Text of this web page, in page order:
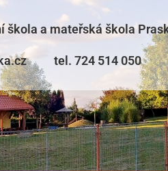
škola a mateřská škola
tel. 724 514 050